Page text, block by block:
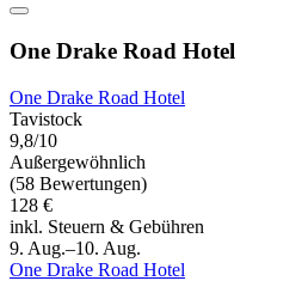
One Drake Road Hotel
One Drake Road Hotel
Tavistock
9,8/10
Außergewöhnlich
(58 Bewertungen)
128 €
inkl. Steuern & Gebühren
9. Aug.–10. Aug.
One Drake Road Hotel